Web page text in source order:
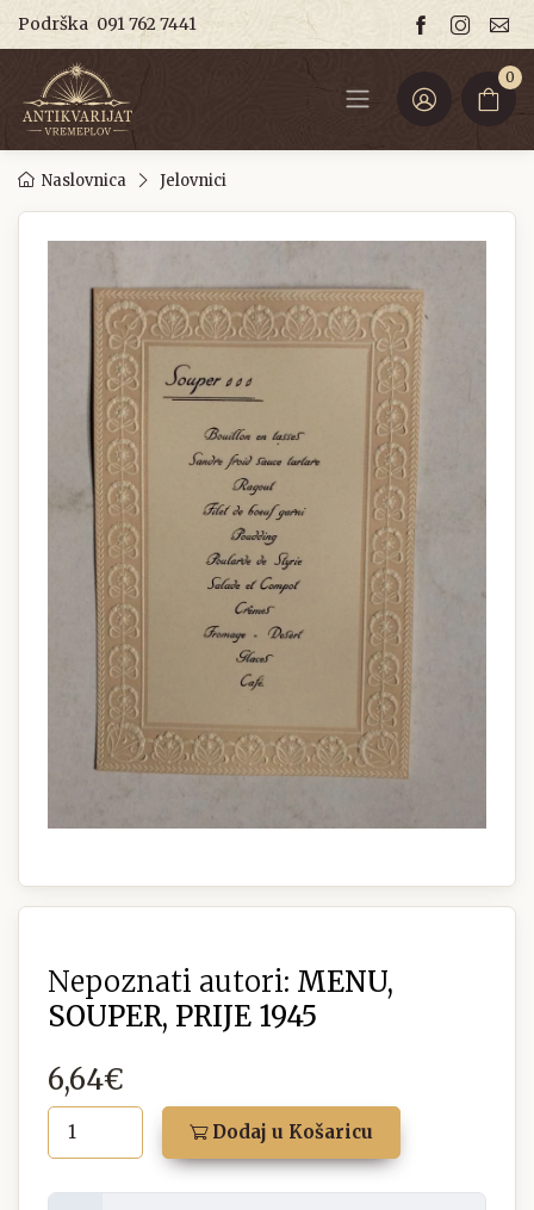
Podrška 091 762 7441
0
Naslovnica Jelovnici
Nepoznati autori: MENU,
SOUPER, PRIJE 1945
6,64€
Dodaj u Košaricu